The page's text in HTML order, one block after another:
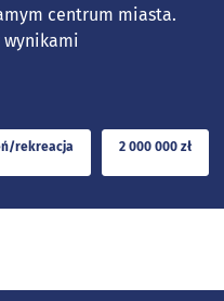
centrum miasta.
wynikami
rekreacja 2 000 000 zł